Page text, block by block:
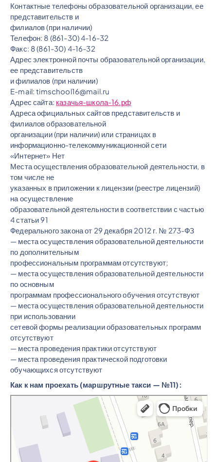
Контактные телефоны образовательной организации, ее
представительств и
филиалов (при наличии)
Телефон: 8 (861-30) 4-16-32
Факс: 8 (861-30) 4-16-32
Адрес электронной почты образовательной организации,
ее представительств
и филиалов (при наличии)
E-mail: timschool16@mail.ru
Адрес сайта: казачья-школа-16.рф
Адреса официальных сайтов представительств и
филиалов образовательной
организации (при наличии) или страницах в
информационно-телекоммуникационной сети
«Интернет» Нет
Места осуществления образовательной деятельности, в
том числе не
указанных в приложении к лицензии (реестре лицензий)
на осуществление
образовательной деятельности в соответствии с частью
4 статьи 91
Федерального закона от 29 декабря 2012 г. № 273-ФЗ
— места осуществления образовательной деятельности
по дополнительным
профессиональным программам отсутствуют;
— места осуществления образовательной деятельности
по основным
программам профессионального обучения отсутствуют
— места осуществления образовательной деятельности
при использовании
сетевой формы реализации образовательных программ
отсутствуют
— места проведения практики отсутствуют
— места проведения практической подготовки
обучающихся отсутствуют
Как к нам проехать (маршрутные такси — №11):
Казачья средняя общеобразовательная школа № 16 имени Л. Н.
Общеобразовательная школа в Тимашевске